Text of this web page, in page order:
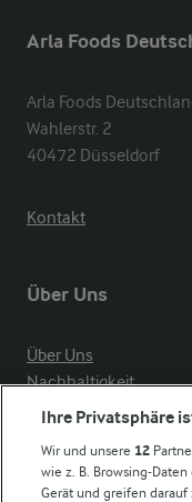
Arla Foods
Arla Foods
Wahlerstr. 2
40472 Düsseldorf
Kontakt
Über Uns
Über Uns
Nachhaltigkeit
Compliance
Arla in anderen
Ihre Privatsphäre
Wir und unsere 12
wie z. B. Browsing-
Gerät und greifen darauf